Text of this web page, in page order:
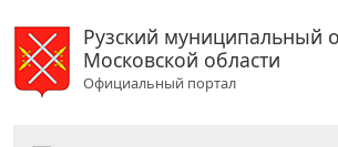
Рузский муниципальный
Московской области
Официальный портал